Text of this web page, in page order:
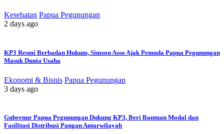
Kesehatan Papua Pegunungan
2 days ago
KP3 Resmi Berbadan Hukum, Simson Asso Ajak Pemuda Papua Pegunungan
Masuk Dunia Usaha
Ekonomi & Bisnis Papua Pegunungan
3 days ago
Gubernur Papua Pegunungan Dukung KP3, Beri Bantuan Modal dan
Fasilitasi Distribusi Pangan Antarwilayah